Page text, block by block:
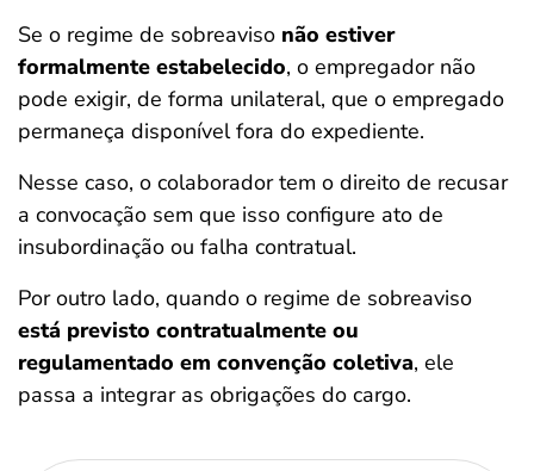
Se o regime de sobreaviso não estiver
formalmente estabelecido, o empregador não
pode exigir, de forma unilateral, que o empregado
permaneça disponível fora do expediente.
Nesse caso, o colaborador tem o direito de recusar
a convocação sem que isso configure ato de
insubordinação ou falha contratual.
Por outro lado, quando o regime de sobreaviso
está previsto contratualmente ou
regulamentado em convenção coletiva, ele
passa a integrar as obrigações do cargo.